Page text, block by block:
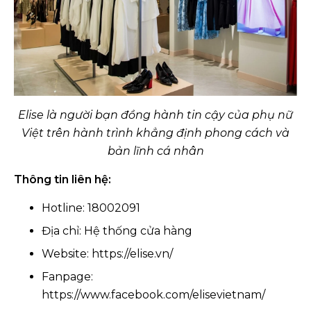
Elise là người bạn đồng hành tin cậy của phụ nữ
Việt trên hành trình khẳng định phong cách và
bản lĩnh cá nhân
Thông tin liên hệ:
Hotline: 18002091
Địa chỉ: Hệ thống cửa hàng
Website: https://elise.vn/
Fanpage:
https://www.facebook.com/elisevietnam/